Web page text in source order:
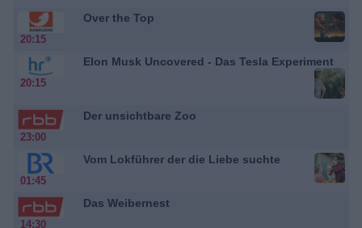
20:15
Over the Top
20:15
Elon Musk Uncovered - Das Tesla Experiment
23:00
Der unsichtbare Zoo
01:45
Vom Lokführer der die Liebe suchte
14:30
Das Weibernest